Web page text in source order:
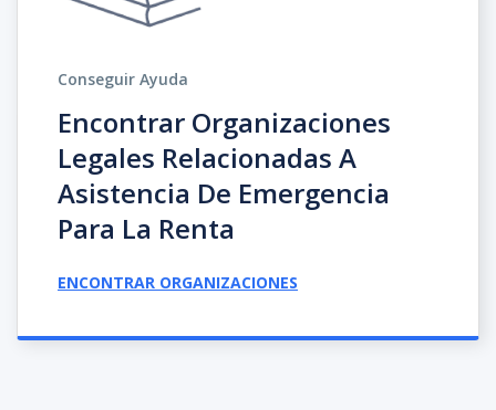
Conseguir Ayuda
Encontrar Organizaciones
Legales Relacionadas A
Asistencia De Emergencia
Para La Renta
ENCONTRAR ORGANIZACIONES